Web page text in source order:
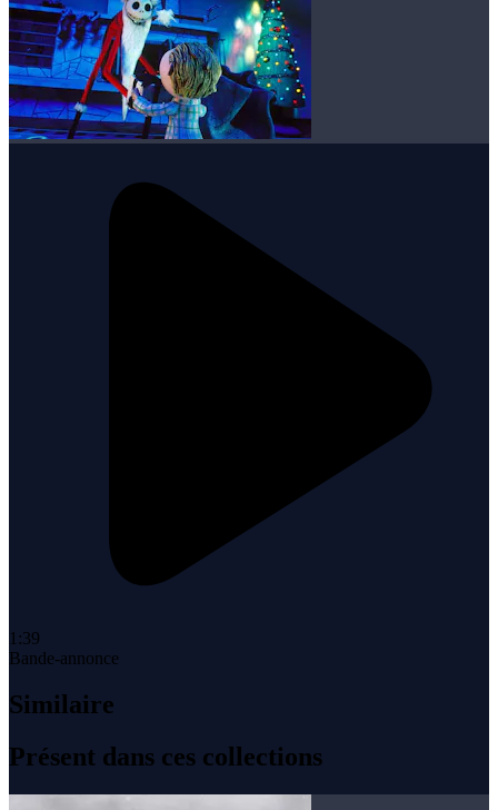
1:39
Bande-annonce
Similaire
Présent dans ces collections